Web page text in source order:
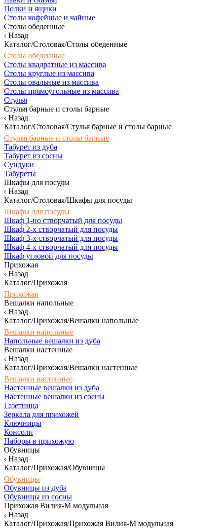
Полки и ящики
Столы кофейные и чайные
Столы обеденные
Назад
Каталог/Столовая/Столы обеденные
Столы обеденные
Столы квадратные из массива
Столы круглые из массива
Столы овальные из массива
Столы прямоугольные из массива
Стулья
Стулья барные и столы барные
Назад
Каталог/Столовая/Стулья барные и столы барные
Стулья барные и столы барные
Табурет из дуба
Табурет из сосны
Сундуки
Табуреты
Шкафы для посуды
Назад
Каталог/Столовая/Шкафы для посуды
Шкафы для посуды
Шкаф 1-но створчатый для посуды
Шкаф 2-х створчатый для посуды
Шкаф 3-х створчатый для посуды
Шкаф 4-х створчатый для посуды
Шкаф угловой для посуды
Прихожая
Назад
Каталог/Прихожая
Прихожая
Вешалки напольные
Назад
Каталог/Прихожая/Вешалки напольные
Вешалки напольные
Напольные вешалки из дуба
Вешалки настенные
Назад
Каталог/Прихожая/Вешалки настенные
Вешалки настенные
Настенные вешалки из дуба
Настенные вешалки из сосны
Газетница
Зеркала для прихожей
Ключницы
Консоли
Наборы в прихожую
Обувницы
Назад
Каталог/Прихожая/Обувницы
Обувницы
Обувницы из дуба
Обувницы из сосны
Прихожая Вилия-М модульная
Назад
Каталог/Прихожая/Прихожая Вилия-М модульная